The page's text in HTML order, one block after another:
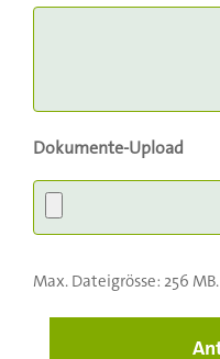
Dokumente-Upload
Max. Dateigrösse: 256 MB.